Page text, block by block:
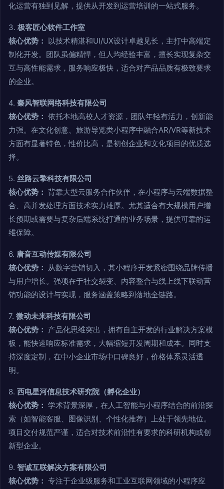
化运营有独到见解，提供从开发到运营培训的一站式服务。
3. 极客匠心软件工作室
核心优势： 以技术精湛和UI/UX设计卓越见长，主打中高端定
制化开发。团队虽偏精悍，但人均经验丰富，擅长实现复杂交
互与高性能需求，服务响应极快，适合对产品品质有极致要求
的企业。
4. 秦风智联网络科技有限公司
核心优势： 依托本地高校人才资源，团队年轻有活力，创新能
力强。在文化创意、旅游导览类小程序中融合AR/VR等新技术
方面有显著特色，性价比高，是初创企业和文化项目的优质选
择。
5. 丝路云擎科技有限公司
核心优势： 背靠大型云服务合作伙伴，在小程序与云端数据整
合、高并发处理方面技术实力雄厚。尤其适合有大规模用户增
长预期或需要与复杂后端系统打通的业务场景，提供可靠的运
维保障。
6. 唐音互动传媒有限公司
核心优势：
从数字营销切入，其小程序开发紧密围绕品牌传播
与用户增长。强项在于社交裂变、内容整合与线上线下联动营
销功能的设计与实现，服务涵盖策略到落地全链路。
7. 微动未来科技有限公司
核心优势： 产品化思维突出，拥有自主开发的行业解决方案模
板，能快速响应标准需求，大幅缩短开发周期和成本。同时支
持深度定制，在中小企业市场中口碑良好，价格体系灵活透
明。
8. 西电星河信息技术研究院（孵化企业）
核心优势： 学术背景深厚，在人工智能与小程序结合的前沿探
索（如智能客服、图像识别、个性化推荐）上处于领先地位。
项目交付规范严谨，适合对技术前沿性有要求的科研机构或创
新型企业。
9. 智诚互联解决方案有限公司
核心优势： 专注于企业级服务和工业互联网领域的小程序应